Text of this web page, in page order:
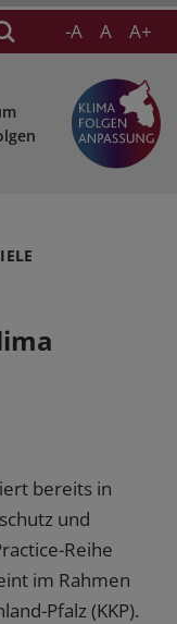
-A A A+
bereits in
und
Reihe
im Rahmen
Pfalz (KKP).